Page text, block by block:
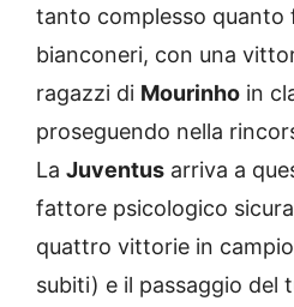
tanto complesso quanto
bianconeri, con una
ragazzi di Mourinho in
proseguendo nella
La Juventus arriva a
fattore psicologico
quattro vittorie in
subiti) e il passaggio del